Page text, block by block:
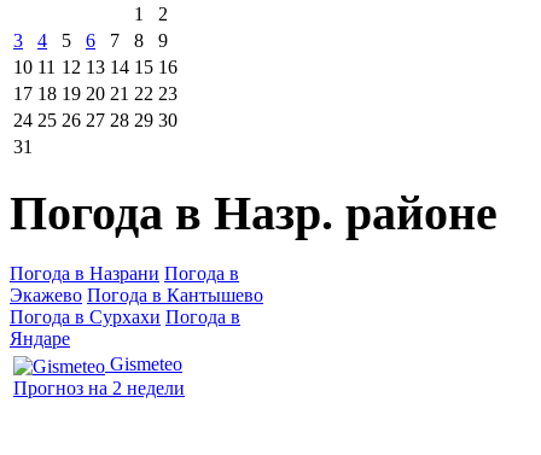
1
2
3
4 5 6 7 8
9
10 11 12 13 14 15 16
17 18 19 20 21 22 23
24 25 26 27 28 29 30
31
Погода в Назр. районе
Погода в Назрани Погода в
Экажево Погода в Кантышево
Погода в Сурхахи Погода в
Яндаре
Gismeteo
Прогноз на 2 недели